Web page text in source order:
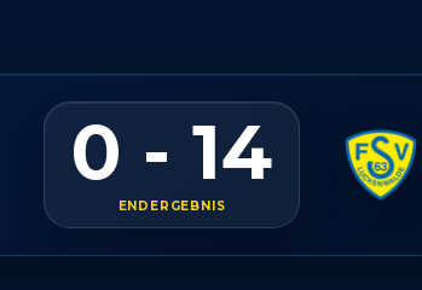
0 - 14
ENDERGEBNIS